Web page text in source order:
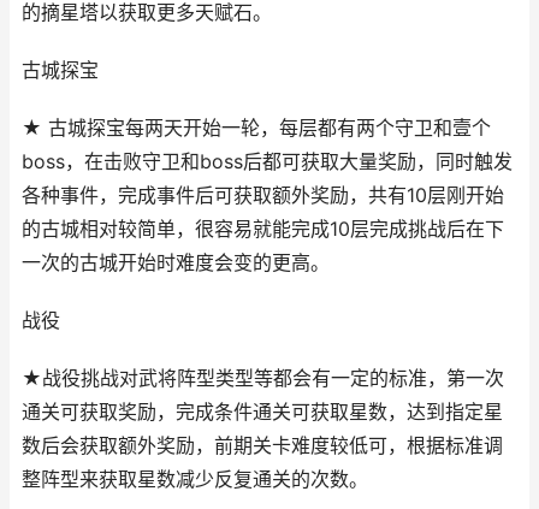
的摘星塔以获取更多天赋石。
古城探宝
★ 古城探宝每两天开始一轮，每层都有两个守卫和壹个
boss，在击败守卫和boss后都可获取大量奖励，同时触发
各种事件，完成事件后可获取额外奖励，共有10层刚开始
的古城相对较简单，很容易就能完成10层完成挑战后在下
一次的古城开始时难度会变的更高。
战役
★战役挑战对武将阵型类型等都会有一定的标准，第一次
通关可获取奖励，完成条件通关可获取星数，达到指定星
数后会获取额外奖励，前期关卡难度较低可，根据标准调
整阵型来获取星数减少反复通关的次数。